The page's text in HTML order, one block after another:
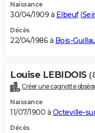
Naissance
30/04/1909 à Elbeuf(
Décès
22/04/1986 à Bois-
Louise LEBIDOIS
Créer une cagnotte
Naissance
11/07/1900 à Octeville-
Décès